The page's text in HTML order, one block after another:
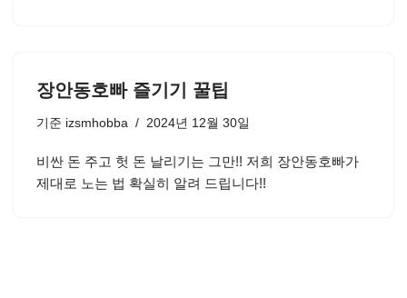
장안동호빠 즐기기 꿀팁
기준 izsmhobba 2024년 12월 30일
비싼 돈 주고 헛 돈 날리기는 그만!! 저희 장안동호빠가
제대로 노는 법 확실히 알려 드립니다!!